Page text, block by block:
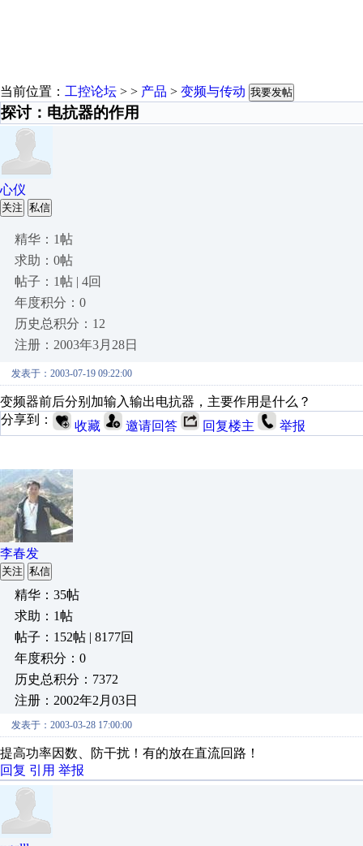
当前位置： 工控论坛 > > 产品 > 变频与传动 我要发帖
探讨：电抗器的作用
心仪
关注 私信
精华：1帖
求助：0帖
帖子：1帖 | 4回
年度积分：0
历史总积分：12
注册：2003年3月28日
发表于：2003-07-19 09:22:00
变频器前后分别加输入输出电抗器，主要作用是什么？
分享到：
收藏 邀请回答 回复楼主 举报
李春发
关注 私信
精华：35帖
求助：1帖
帖子：152帖 | 8177回
年度积分：0
历史总积分：7372
注册：2002年2月03日
发表于：2003-03-28 17:00:00
提高功率因数、防干扰！有的放在直流回路！
回复 引用 举报